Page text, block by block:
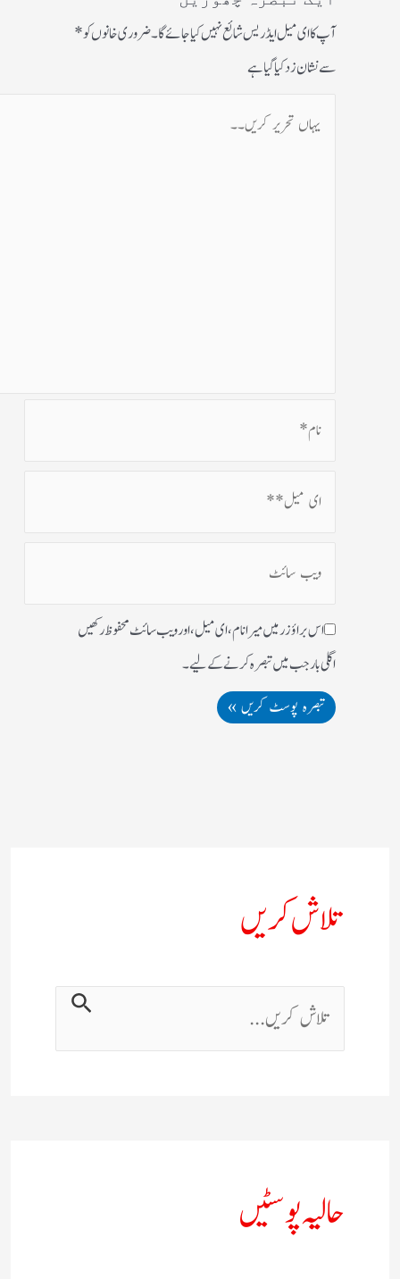
آپ کا ای میل ایڈریس شائع نہیں کیا جائے گا۔ضروری خانوں کو*
سے نشان زد کیا گیا ہے
اس براؤزر میں میرا نام، ای میل، اور ویب سائٹ محفوظ رکھیں
اگلی بار جب میں تبصرہ کرنے کےلیے۔
تلاش کریں
حالیہ پوسٹیں